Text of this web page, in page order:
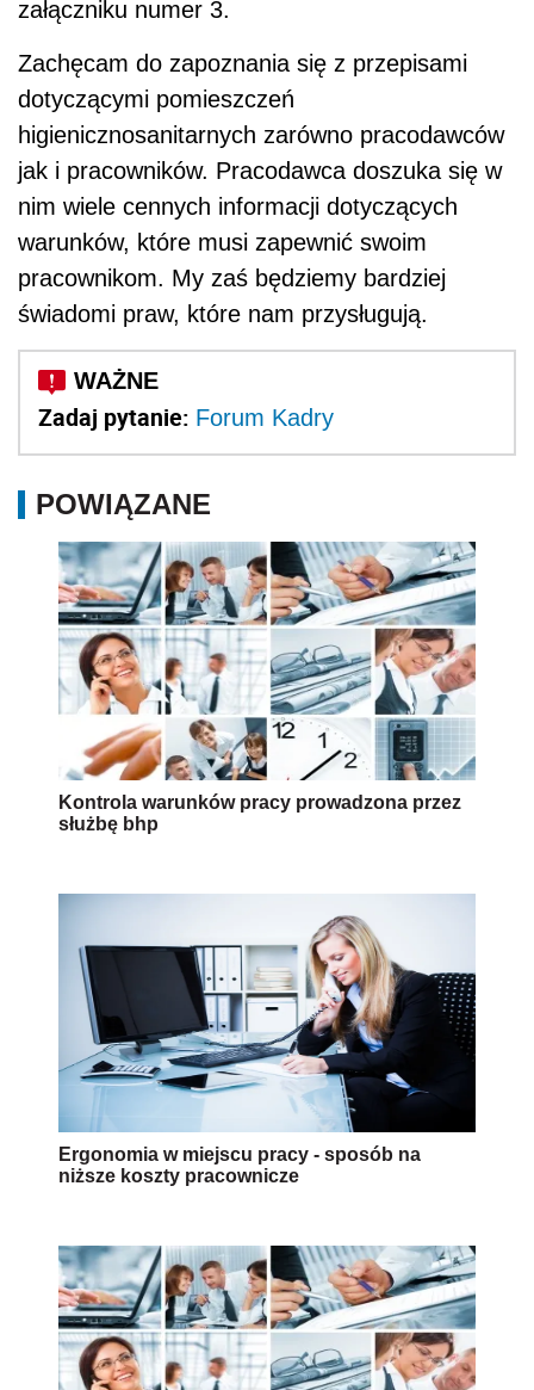
załączniku numer 3.
Zachęcam do zapoznania się z przepisami
dotyczącymi pomieszczeń
higienicznosanitarnych zarówno pracodawców
jak i pracowników. Pracodawca doszuka się w
nim wiele cennych informacji dotyczących
warunków, które musi zapewnić swoim
pracownikom. My zaś będziemy bardziej
świadomi praw, które nam przysługują.
Zadaj pytanie: Forum Kadry
POWIĄZANE
Kontrola warunków pracy prowadzona przez
służbę bhp
Ergonomia w miejscu pracy - sposób na
niższe koszty pracownicze